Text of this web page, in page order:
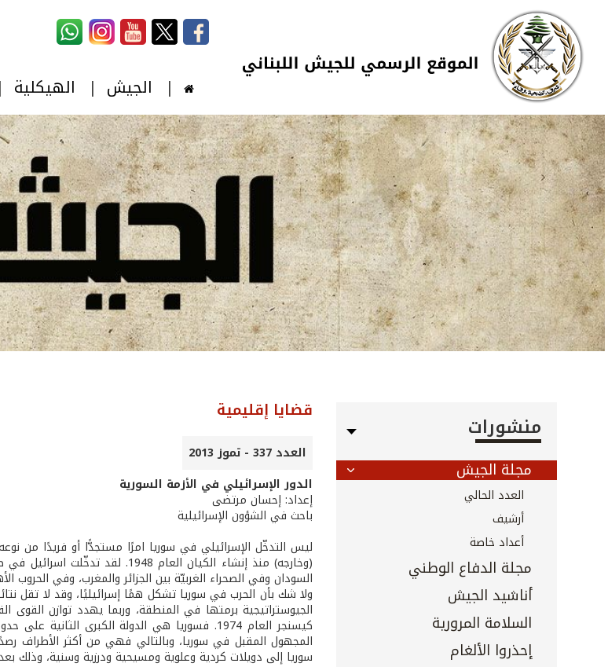
تجاوز إلى المحتوى الرئيسي
Skip to navigation
الجيش الهيكلية
منشورات
مجلة الجيش
العدد الحالي
أرشيف
أعداد خاصة
مجلة الدفاع الوطني
أناشيد الجيش
السلامة المرورية
إحذروا الألغام
قضايا إقليمية
العدد 337 - تموز 2013
الدور الإسرائيلي في الأزمة السورية
إعداد: إحسان مرتضى
باحث في الشؤون الإسرائيلية
ليس التدخّل الإسرائيلي في سوريا امرًا مستجدًّا أو فريدًا من
(وخارجه) منذ إنشاء الكيان
السودان وفي الصحراء الغربيّة بين الجزائر والمغرب، وفي
الجيوستراتيجية برمتها في المنطقة، وربما يهدد توازن القوى
كيسنجر العام 1974. فسوريا هي الدولة الكبرى
المجهول المقبل في سوريا، وبالتالي فهي من أكثر الأطراف
سوريا إلى دويلات كردية وعلوية ومسيحية ودرزية وسنية،